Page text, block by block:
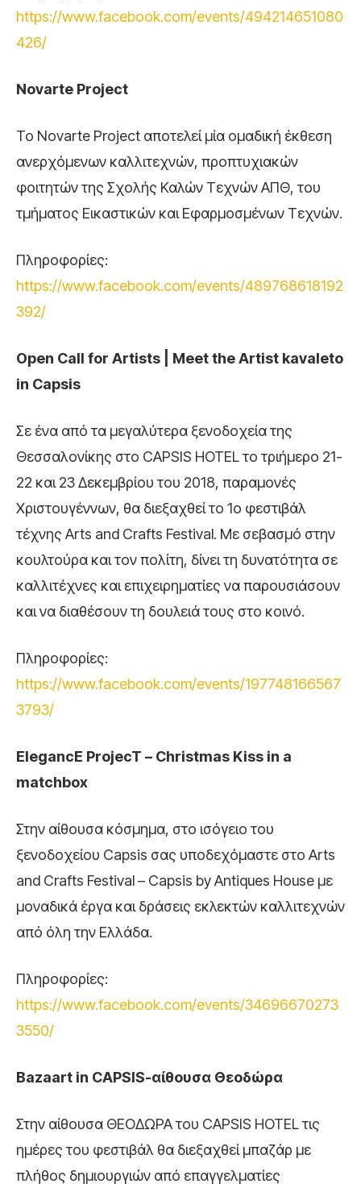
https://www.facebook.com/events/494214651080
426/
Novarte Project
Το Νovarte Project αποτελεί μία ομαδική έκθεση
ανερχόμενων καλλιτεχνών, προπτυχιακών
φοιτητών της Σχολής Καλών Τεχνών ΑΠΘ, του
τμήματος Εικαστικών και Εφαρμοσμένων Τεχνών.
Πληροφορίες:
https://www.facebook.com/events/489768618192
392/
Open Call for Artists | Meet the Artist kavaleto
in Capsis
Σε ένα από τα μεγαλύτερα ξενοδοχεία της
Θεσσαλονίκης στο CAPSIS HOTEL το τριήμερο 21-
22 και 23 Δεκεμβρίου του 2018, παραμονές
Χριστουγέννων, θα διεξαχθεί το 1ο φεστιβάλ
τέχνης Arts and Crafts Festival. Mε σεβασμό στην
κουλτούρα και τον πολίτη, δίνει τη δυνατότητα σε
καλλιτέχνες και επιχειρηματίες να παρουσιάσουν
και να διαθέσουν τη δουλειά τους στο κοινό.
Πληροφορίες:
https://www.facebook.com/events/197748166567
3793/
ElegancE ProjecT – Christmas Kiss in a
matchbox
Στην αίθουσα κόσμημα, στο ισόγειο του
ξενοδοχείου Capsis σας υποδεχόμαστε στο Arts
and Crafts Festival – Capsis by Antiques House με
μοναδικά έργα και δράσεις εκλεκτών καλλιτεχνών
από όλη την Ελλάδα.
Πληροφορίες:
https://www.facebook.com/events/34696670273
3550/
Bazaart in CAPSIS-αίθουσα Θεοδώρα
Στην αίθουσα ΘΕΟΔΩΡΑ του CAPSIS HOTEL τις
ημέρες του φεστιβάλ θα διεξαχθεί μπαζάρ με
πλήθος δημιουργιών από επαγγελματίες